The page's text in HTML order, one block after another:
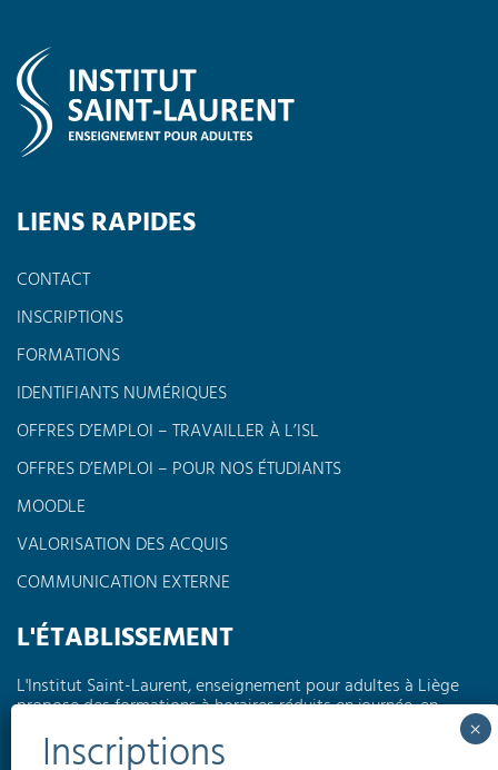
LIENS RAPIDES
CONTACT
INSCRIPTIONS
FORMATIONS
IDENTIFIANTS NUMÉRIQUES
OFFRES D’EMPLOI – TRAVAILLER À L’ISL
OFFRES D’EMPLOI – POUR NOS ÉTUDIANTS
MOODLE
VALORISATION DES ACQUIS
COMMUNICATION EXTERNE
L'ÉTABLISSEMENT
L'Institut Saint-Laurent, enseignement pour adultes à Liège
propose des formations à horaires réduits en journée, en
soirée ou encore le week-end dans différents domaines tels
que l'électricité, la pédagogie, l'informatique, les langues,